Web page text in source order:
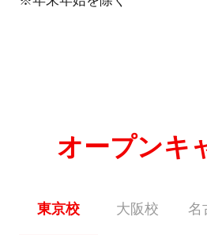
オープンキ
東京校 大阪校 名